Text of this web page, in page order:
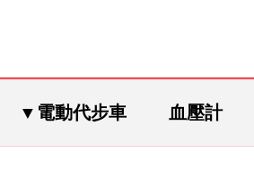
▼電動代步車 血壓計